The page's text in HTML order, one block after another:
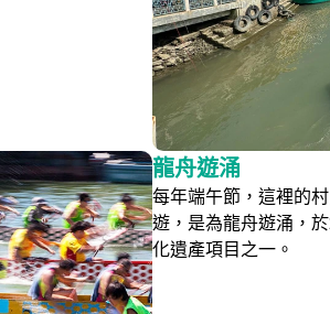
龍舟遊涌
每年端午節，這裡的
遊，是為龍舟遊涌，
化遺產項目之一。